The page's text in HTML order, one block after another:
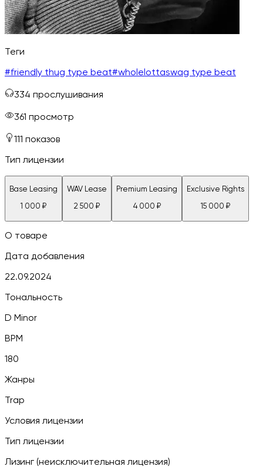
Теги
#friendly thug type beat#wholelottaswag type beat
334 прослушивания
361 просмотр
111 показов
Тип лицензии
Base Leasing
1 000 ₽
WAV Lease
2 500 ₽
Premium Leasing
4 000 ₽
Exclusive Rights
15 000 ₽
О товаре
Дата добавления
22.09.2024
Тональность
D Minor
BPM
180
Жанры
Trap
Условия лицензии
Тип лицензии
Лизинг (неисключительная лицензия)